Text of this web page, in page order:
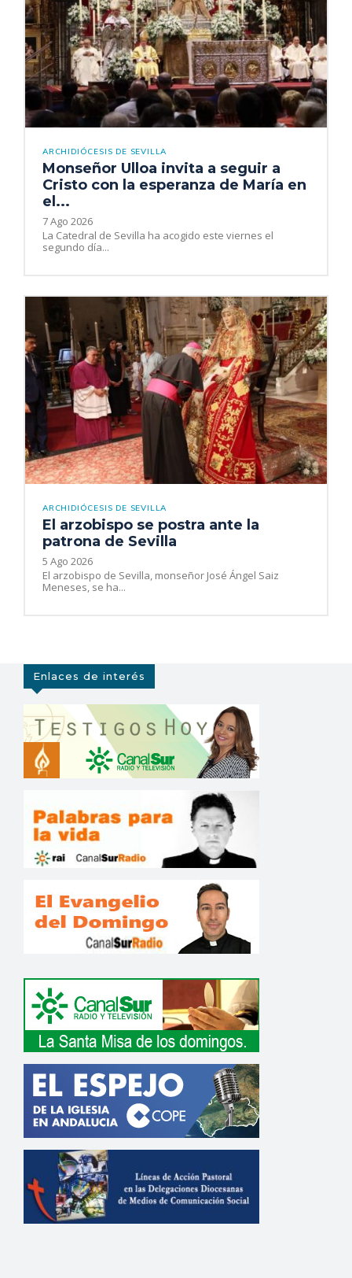
ARCHIDIÓCESIS DE SEVILLA
Monseñor Ulloa invita a seguir a
Cristo con la esperanza de María en
el...
7 Ago 2026
La Catedral de Sevilla ha acogido este viernes el
segundo día...
ARCHIDIÓCESIS DE SEVILLA
El arzobispo se postra ante la
patrona de Sevilla
5 Ago 2026
El arzobispo de Sevilla, monseñor José Ángel Saiz
Meneses, se ha...
Enlaces de interés